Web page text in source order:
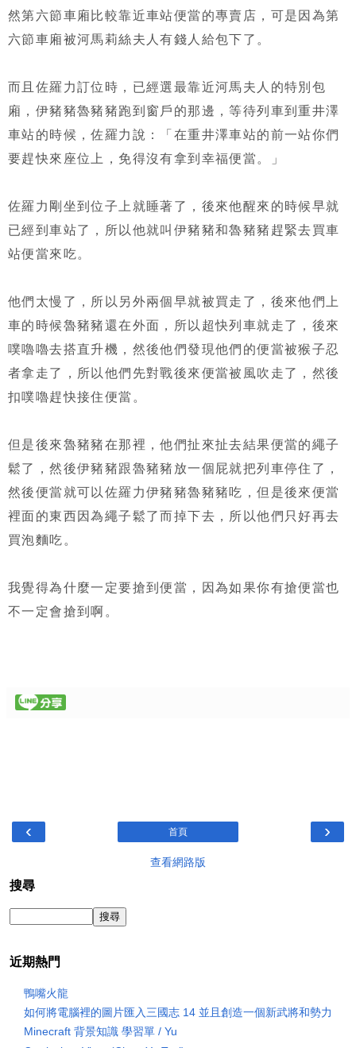
然第六節車廂比較靠近車站便當的專賣店，可是因為第
六節車廂被河馬莉絲夫人有錢人給包下了。
而且佐羅力訂位時，已經選最靠近河馬夫人的特別包
廂，伊豬豬魯豬豬跑到窗戶的那邊，等待列車到重井澤
車站的時候，佐羅力說：「在重井澤車站的前一站你們
要趕快來座位上，免得沒有拿到幸福便當。」
佐羅力剛坐到位子上就睡著了，後來他醒來的時候早就
已經到車站了，所以他就叫伊豬豬和魯豬豬趕緊去買車
站便當來吃。
他們太慢了，所以另外兩個早就被買走了，後來他們上
車的時候魯豬豬還在外面，所以超快列車就走了，後來
噗嚕嚕去搭直升機，然後他們發現他們的便當被猴子忍
者拿走了，所以他們先對戰後來便當被風吹走了，然後
扣噗嚕趕快接住便當。
但是後來魯豬豬在那裡，他們扯來扯去結果便當的繩子
鬆了，然後伊豬豬跟魯豬豬放一個屁就把列車停住了，
然後便當就可以佐羅力伊豬豬魯豬豬吃，但是後來便當
裡面的東西因為繩子鬆了而掉下去，所以他們只好再去
買泡麵吃。
我覺得為什麼一定要搶到便當，因為如果你有搶便當也
不一定會搶到啊。
‹ ›
首頁
查看網路版
搜尋
近期熱門
鴨嘴火龍
如何將電腦裡的圖片匯入三國志 14 並且創造一個新武將和勢力
Minecraft 背景知識 學習單 / Yu